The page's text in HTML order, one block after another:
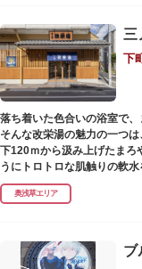
三
下
落ち着いた色合いの浴室で、
そんな改栄湯の魅力の一つ
下120ｍから汲み上げたまろ
うにトロトロな肌触りの軟
らカランのお湯まですべて
さらさらになれることまちが
炭酸泉、シルキーバス、ジ
そしてお風呂上がりには、
するもよし、改栄湯名物こ
奥浅草エリア
ブ